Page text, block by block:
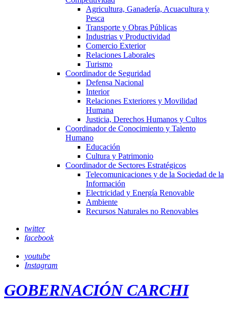
Agricultura, Ganadería, Acuacultura y
Pesca
Transporte y Obras Públicas
Industrias y Productividad
Comercio Exterior
Relaciones Laborales
Turismo
Coordinador de Seguridad
Defensa Nacional
Interior
Relaciones Exteriores y Movilidad
Humana
Justicia, Derechos Humanos y Cultos
Coordinador de Conocimiento y Talento
Humano
Educación
Cultura y Patrimonio
Coordinador de Sectores Estratégicos
Telecomunicaciones y de la Sociedad de la
Información
Electricidad y Energía Renovable
Ambiente
Recursos Naturales no Renovables
twitter
facebook
youtube
Instagram
GOBERNACIÓN CARCHI